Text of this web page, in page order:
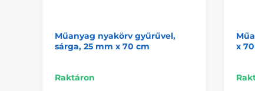
Műanyag nyakörv gyűrűvel,
sárga, 25 mm x 70 cm
Raktáron
x